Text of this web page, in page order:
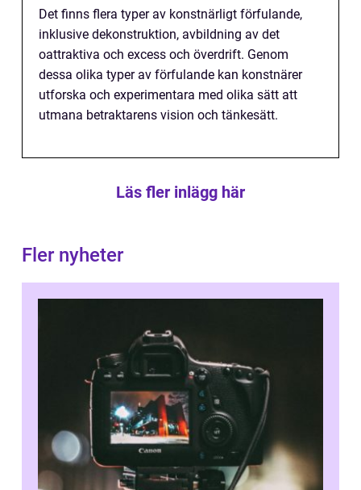
Det finns flera typer av konstnärligt förfulande,
inklusive dekonstruktion, avbildning av det
oattraktiva och excess och överdrift. Genom
dessa olika typer av förfulande kan konstnärer
utforska och experimentara med olika sätt att
utmana betraktarens vision och tänkesätt.
Läs fler inlägg här
Fler nyheter